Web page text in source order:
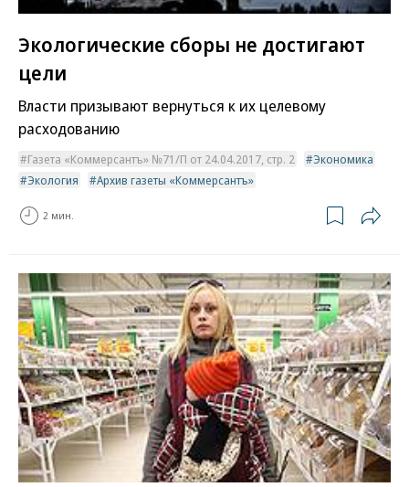
Экологические сборы не достигают
цели
Власти призывают вернуться к их целевому
расходованию
Газета «Коммерсантъ» №71/П от 24.04.2017, стр. 2
Экономика
Экология
Архив газеты «Коммерсантъ»
2 мин.